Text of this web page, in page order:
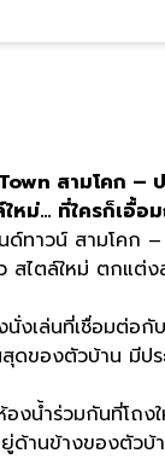
สามโคก –
หม่… ที่ใครก็เอื้อ
ด์ทาวน์ สามโคก –
สไตล์ใหม่ ตกแต่
นั่งเล่นที่เชื่อมต่อกั
ดของตัวบ้าน มีปร
องน้ำร่วมกันที่โถ
ด้านข้างของตัวบ้